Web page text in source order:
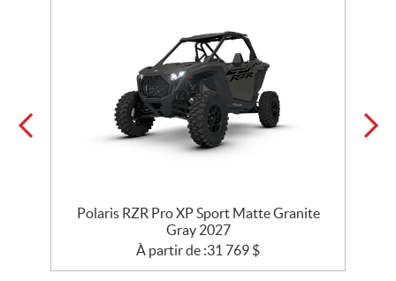
Polaris RZR Pro XP Sport Matte Granite
Gray 2027
À partir de :31 769 $